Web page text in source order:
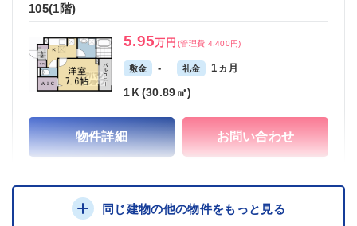
105(1階)
5.95万円 (管理費 4,400円)
敷金 - 礼金 1ヵ月
1Ｋ(30.89㎡)
物件詳細 お問い合わせ
同じ建物の他の物件をもっと見る